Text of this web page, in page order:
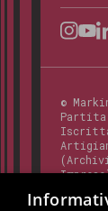
©
Partita
Iscritta